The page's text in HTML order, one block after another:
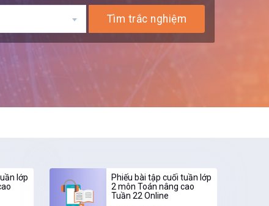
Tìm trắc nghiệm
lớp
Phiếu bài tập cuối tuần lớp
2 môn Toán nâng cao
Tuần 22 Online